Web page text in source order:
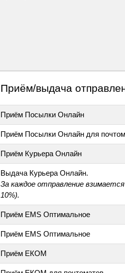
Приём/выдача
Приём Посылки Онлайн
Приём Посылки Онлайн для
Приём Курьера Онлайн
Выдача Курьера Онлайн.
За каждое отправление
10%).
Приём EMS Оптимальное
Приём EMS Оптимальное
Приём ЕКОМ